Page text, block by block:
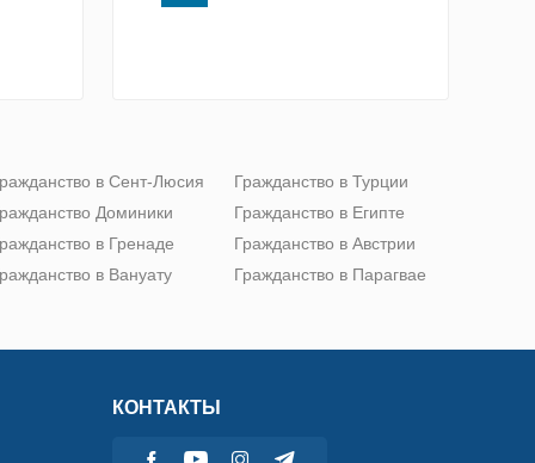
в Сент-Люсия
Доминики
в Гренаде
в Вануату
Гражданство в Турции
Гражданство в Египте
Гражданство в Австрии
Гражданство в Парагвае
КОНТАКТЫ